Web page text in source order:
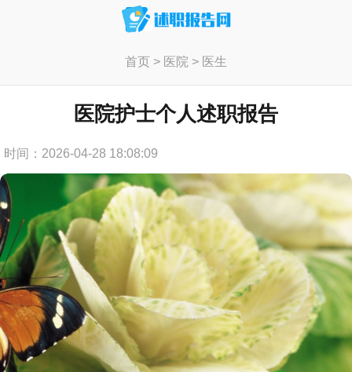
首页> 医院 > 医生
医院护士个人述职报告
时间：2026-04-28 18:08:09